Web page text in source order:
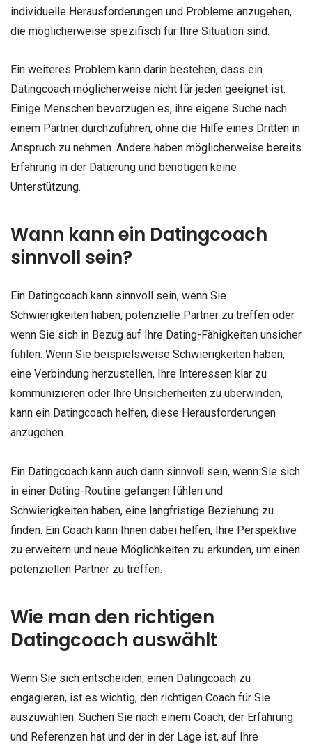
individuelle Herausforderungen und Probleme anzugehen,
die möglicherweise spezifisch für Ihre Situation sind.
Ein weiteres Problem kann darin bestehen, dass ein
Datingcoach möglicherweise nicht für jeden geeignet ist.
Einige Menschen bevorzugen es, ihre eigene Suche nach
einem Partner durchzuführen, ohne die Hilfe eines Dritten in
Anspruch zu nehmen. Andere haben möglicherweise bereits
Erfahrung in der Datierung und benötigen keine
Unterstützung.
Wann kann ein Datingcoach
sinnvoll sein?
Ein Datingcoach kann sinnvoll sein, wenn Sie
Schwierigkeiten haben, potenzielle Partner zu treffen oder
wenn Sie sich in Bezug auf Ihre Dating-Fähigkeiten unsicher
fühlen. Wenn Sie beispielsweise Schwierigkeiten haben,
eine Verbindung herzustellen, Ihre Interessen klar zu
kommunizieren oder Ihre Unsicherheiten zu überwinden,
kann ein Datingcoach helfen, diese Herausforderungen
anzugehen.
Ein Datingcoach kann auch dann sinnvoll sein, wenn Sie sich
in einer Dating-Routine gefangen fühlen und
Schwierigkeiten haben, eine langfristige Beziehung zu
finden. Ein Coach kann Ihnen dabei helfen, Ihre Perspektive
zu erweitern und neue Möglichkeiten zu erkunden, um einen
potenziellen Partner zu treffen.
Wie man den richtigen
Datingcoach auswählt
Wenn Sie sich entscheiden, einen Datingcoach zu
engagieren, ist es wichtig, den richtigen Coach für Sie
auszuwählen. Suchen Sie nach einem Coach, der Erfahrung
und Referenzen hat und der in der Lage ist, auf Ihre